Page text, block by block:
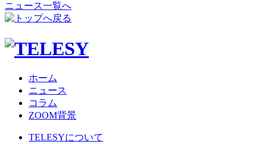
ニュース一覧へ
ホーム
ニュース
コラム
ZOOM背景
TELESYについて